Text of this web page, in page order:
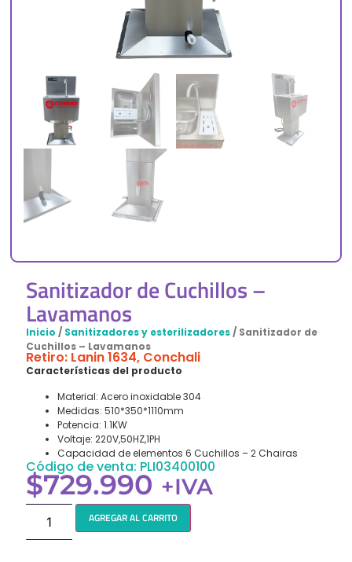
Sanitizador de Cuchillos –
Lavamanos
Inicio / Sanitizadores y esterilizadores/ Sanitizador de
Cuchillos – Lavamanos
Retiro: Lanin 1634, Conchali
Características del producto
Material: Acero inoxidable 304
Medidas: 510*350*1110mm
Potencia: 1.1KW
Voltaje: 220V,50HZ,1PH
Capacidad de elementos 6 Cuchillos – 2 Chairas
Código de venta: PLI03400100
$729.990 +IVA
AGREGAR AL CARRITO